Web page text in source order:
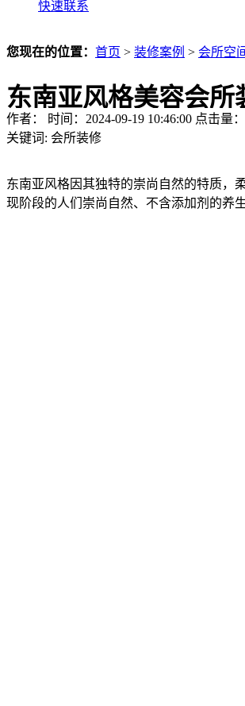
快速联系
您现在的位置： 首页 > 装修案例 > 会所空
东南亚风格美容会所
作者： 时间：2024-09-19 10:46:00 点击量：
关键词: 会所装修
东南亚风格因其独特的崇尚自然的特质，
现阶段的人们崇尚自然、不含添加剂的养